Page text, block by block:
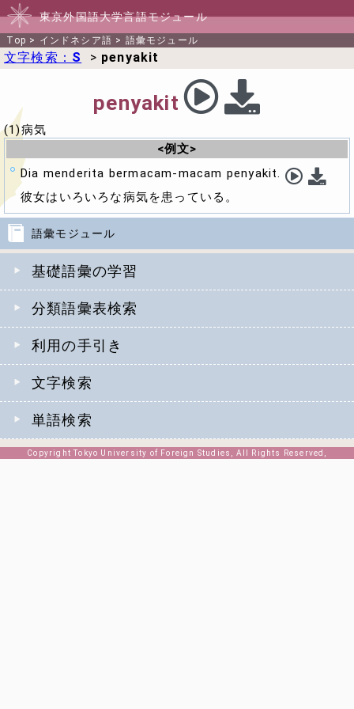
東京外国語大学言語モジュール
Top > インドネシア語 > 語彙モジュール
語彙モジュール
基礎語彙の学習
分類語彙表検索
利用の手引き
文字検索
単語検索
文字検索： S > penyakit
penyakit
(1)病気
<例文>
Dia menderita bermacam-macam penyakit.
彼女はいろいろな病気を患っている。
Copyright Tokyo University of Foreign Studies, All Rights Reserved,